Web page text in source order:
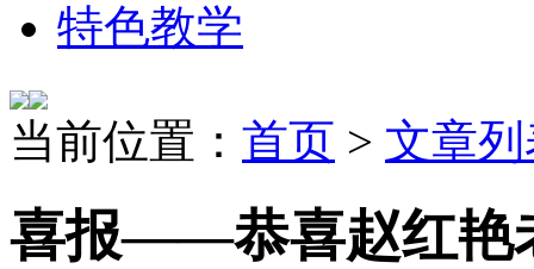
特色教学
当前位置： 首页 > 文章
喜报——恭喜赵红艳